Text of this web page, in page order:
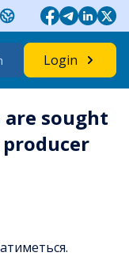
Login
sought